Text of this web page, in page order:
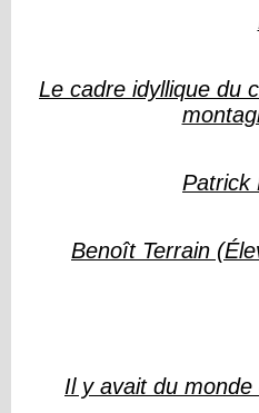
Le cadre idyllique du
Patrick
Benoît Terrain
Il y avait du